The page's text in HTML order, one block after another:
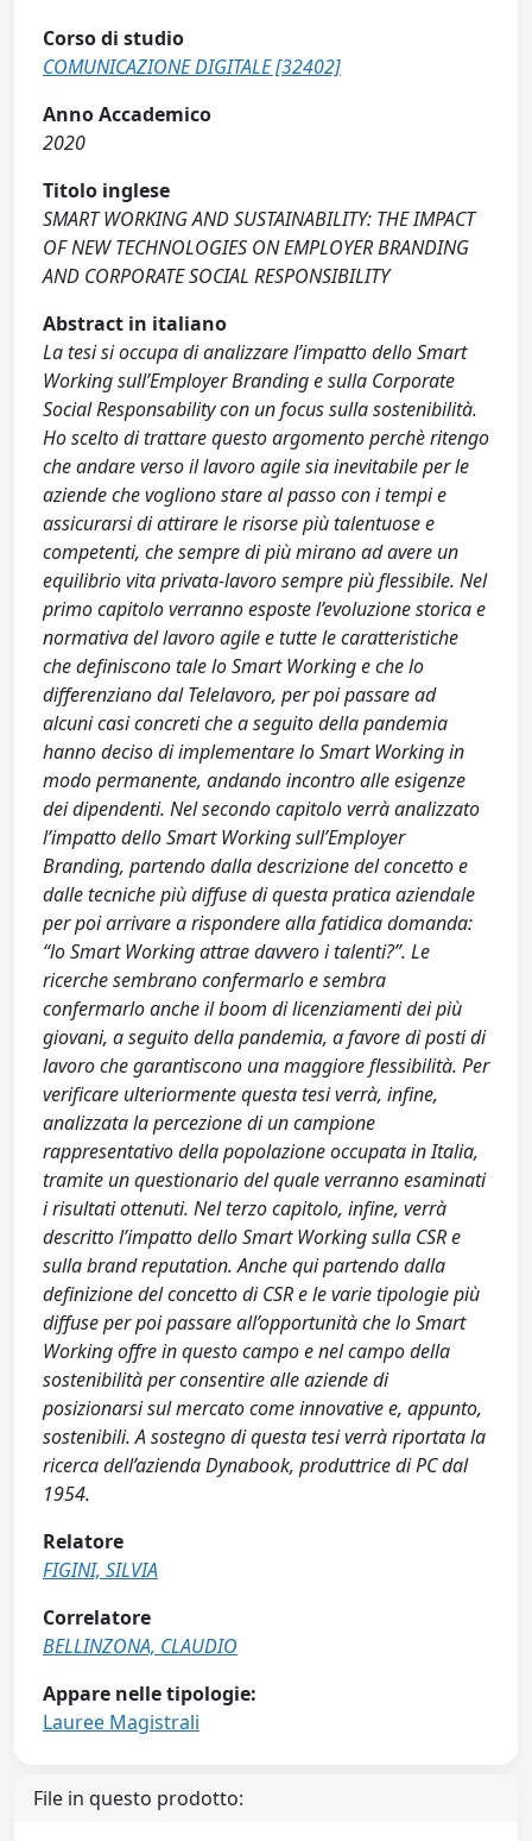
Corso di studio
COMUNICAZIONE DIGITALE [32402]
Anno Accademico
2020
Titolo inglese
SMART WORKING AND SUSTAINABILITY: THE IMPACT
OF NEW TECHNOLOGIES ON EMPLOYER BRANDING
AND CORPORATE SOCIAL RESPONSIBILITY
Abstract in italiano
La tesi si occupa di analizzare l’impatto dello Smart
Working sull’Employer Branding e sulla Corporate
Social Responsability con un focus sulla sostenibilità.
Ho scelto di trattare questo argomento perchè ritengo
che andare verso il lavoro agile sia inevitabile per le
aziende che vogliono stare al passo con i tempi e
assicurarsi di attirare le risorse più talentuose e
competenti, che sempre di più mirano ad avere un
equilibrio vita privata-lavoro sempre più flessibile. Nel
primo capitolo verranno esposte l’evoluzione storica e
normativa del lavoro agile e tutte le caratteristiche
che definiscono tale lo Smart Working e che lo
differenziano dal Telelavoro, per poi passare ad
alcuni casi concreti che a seguito della pandemia
hanno deciso di implementare lo Smart Working in
modo permanente, andando incontro alle esigenze
dei dipendenti. Nel secondo capitolo verrà analizzato
l’impatto dello Smart Working sull’Employer
Branding, partendo dalla descrizione del concetto e
dalle tecniche più diffuse di questa pratica aziendale
per poi arrivare a rispondere alla fatidica domanda:
“lo Smart Working attrae davvero i talenti?”. Le
ricerche sembrano confermarlo e sembra
confermarlo anche il boom di licenziamenti dei più
giovani, a seguito della pandemia, a favore di posti di
lavoro che garantiscono una maggiore flessibilità. Per
verificare ulteriormente questa tesi verrà, infine,
analizzata la percezione di un campione
rappresentativo della popolazione occupata in Italia,
tramite un questionario del quale verranno esaminati
i risultati ottenuti. Nel terzo capitolo, infine, verrà
descritto l’impatto dello Smart Working sulla CSR e
sulla brand reputation. Anche qui partendo dalla
definizione del concetto di CSR e le varie tipologie più
diffuse per poi passare all’opportunità che lo Smart
Working offre in questo campo e nel campo della
sostenibilità per consentire alle aziende di
posizionarsi sul mercato come innovative e, appunto,
sostenibili. A sostegno di questa tesi verrà riportata la
ricerca dell’azienda Dynabook, produttrice di PC dal
1954.
Relatore
FIGINI, SILVIA
Correlatore
BELLINZONA, CLAUDIO
Appare nelle tipologie:
Lauree Magistrali
File in questo prodotto: